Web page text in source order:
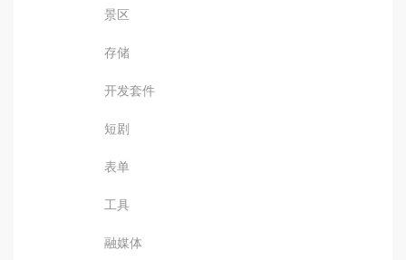
景区
存储
开发套件
短剧
表单
工具
融媒体